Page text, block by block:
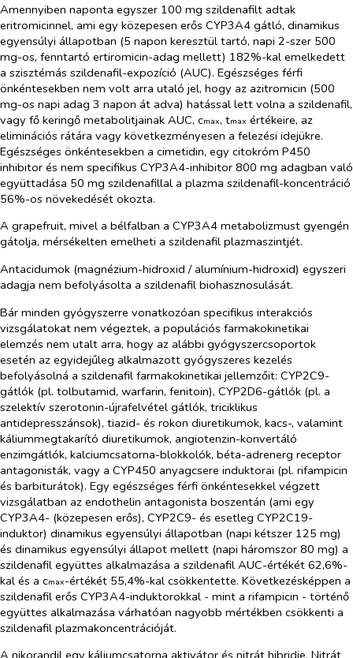
Amennyiben naponta egyszer 100 mg szildenafilt adtak
eritromicinnel, ami egy közepesen erős CYP3A4 gátló, dinamikus
egyensúlyi állapotban (5 napon keresztül tartó, napi 2-szer 500
mg-os, fenntartó ertiromicin-adag mellett) 182%-kal emelkedett
a szisztémás szildenafil-expozíció (AUC). Egészséges férfi
önkéntesekben nem volt arra utaló jel, hogy az azitromicin (500
mg-os napi adag 3 napon át adva) hatással lett volna a szildenafil,
vagy fő keringő metabolitjainak AUC, cmax, tmax értékeire, az
eliminációs rátára vagy következményesen a felezési idejükre.
Egészséges önkéntesekben a cimetidin, egy citokróm P450
inhibitor és nem specifikus CYP3A4-inhibitor 800 mg adagban való
együttadása 50 mg szildenafillal a plazma szildenafil-koncentráció
56%-os növekedését okozta.
A grapefruit, mivel a bélfalban a CYP3A4 metabolizmust gyengén
gátolja, mérsékelten emelheti a szildenafil plazmaszintjét.
Antacidumok (magnézium-hidroxid / alumínium-hidroxid) egyszeri
adagja nem befolyásolta a szildenafil biohasznosulását.
Bár minden gyógyszerre vonatkozóan specifikus interakciós
vizsgálatokat nem végeztek, a populációs farmakokinetikai
elemzés nem utalt arra, hogy az alábbi gyógyszercsoportok
esetén az egyidejűleg alkalmazott gyógyszeres kezelés
befolyásolná a szildenafil farmakokinetikai jellemzőit: CYP2C9-
gátlók (pl. tolbutamid, warfarin, fenitoin), CYP2D6-gátlók (pl. a
szelektív szerotonin-újrafelvétel gátlók, triciklikus
antidepresszánsok), tiazid- és rokon diuretikumok, kacs-, valamint
káliummegtakarító diuretikumok, angiotenzin-konvertáló
enzimgátlók, kalciumcsatorna-blokkolók, béta-adrenerg receptor
antagonisták, vagy a CYP450 anyagcsere induktorai (pl. rifampicin
és barbiturátok). Egy egészséges férfi önkéntesekkel végzett
vizsgálatban az endothelin antagonista boszentán (ami egy
CYP3A4- (közepesen erős), CYP2C9- és esetleg CYP2C19-
induktor) dinamikus egyensúlyi állapotban (napi kétszer 125 mg)
és dinamikus egyensúlyi állapot mellett (napi háromszor 80 mg) a
szildenafil együttes alkalmazása a szildenafil AUC-értékét 62,6%-
kal és a cmax-értékét 55,4%-kal csökkentette. Következésképpen a
szildenafil erős CYP3A4-induktorokkal - mint a rifampicin - történő
együttes alkalmazása várhatóan nagyobb mértékben csökkenti a
szildenafil plazmakoncentrációját.